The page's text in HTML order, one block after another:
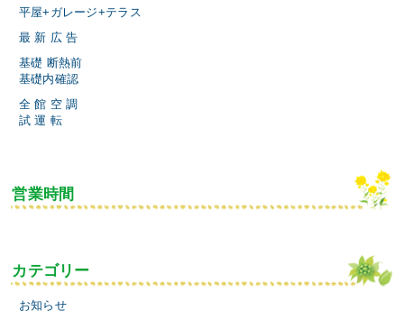
平屋+ガレージ+テラス
最 新 広 告
基礎 断熱前
基礎内確認
全 館 空 調
試 運 転
営業時間
カテゴリー
お知らせ